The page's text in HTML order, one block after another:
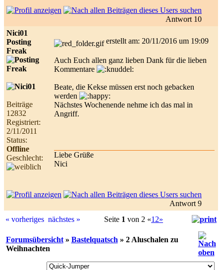
Antwort 10
Nici01
Posting
Freak
Beiträge
12832
Registriert:
2/11/2011
Status:
Offline
Geschlecht:
erstellt am: 20/11/2016 um 19:09
Auch Euch allen ganz lieben Dank für die lieben
Kommentare
Beate, die Kekse müssen erst noch gebacken
werden
Nächstes Wochenende nehme ich das mal in
Angriff.
Liebe Grüße
Nici
Antwort 9
« vorheriges nächstes » Seite 1 von 2 «1 2»
Forumsübersicht» Bastelquatsch » 2 Aluschalen zu
Weihnachten